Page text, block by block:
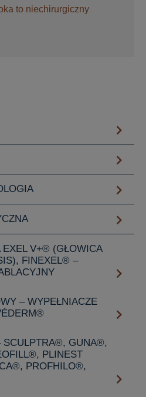
EXEL V+® (GŁOWICA
FINEXEL® –
– WYPEŁNIACZE
SCULPTRA®, GUNA®,
PLINEST
PROFHILO®,
to niechirurgiczny